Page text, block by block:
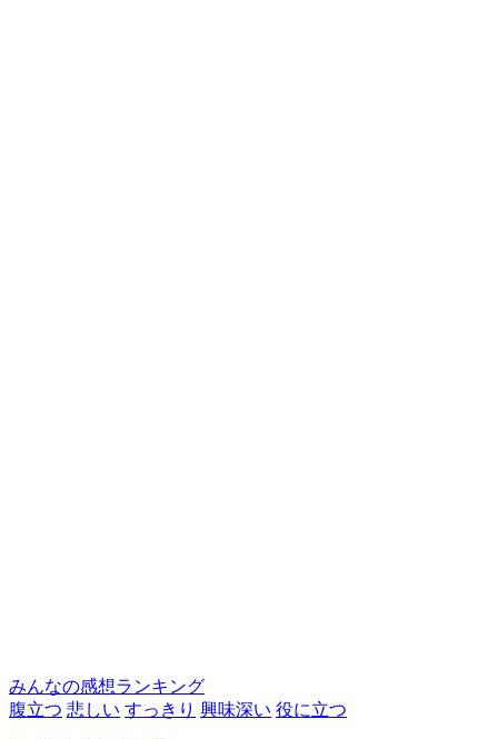
みんなの感想ランキング
腹立つ 悲しい すっきり 興味深い 役に立つ